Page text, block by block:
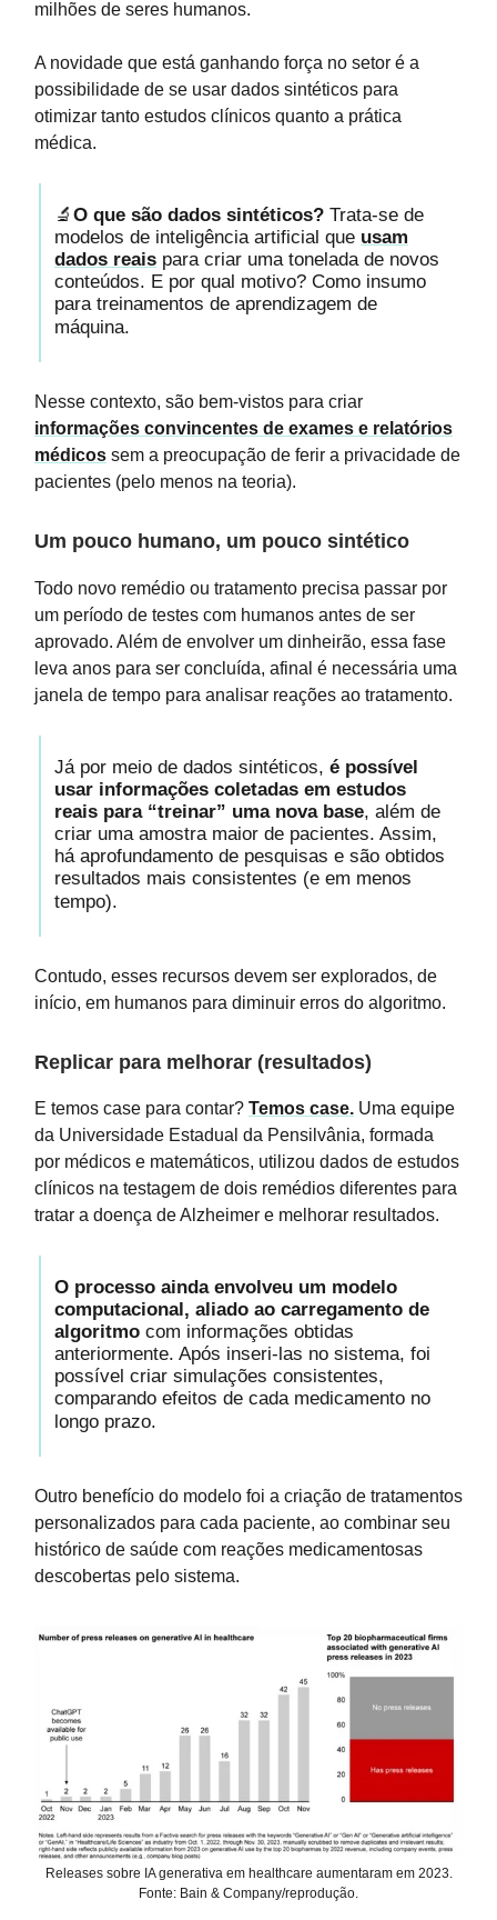
milhões de seres humanos.
A novidade que está ganhando força no setor é a
possibilidade de se usar dados sintéticos para
otimizar tanto estudos clínicos quanto a prática
médica.
🔬 O que são dados sintéticos? Trata-se de
modelos de inteligência artificial que usam
dados reais para criar uma tonelada de novos
conteúdos. E por qual motivo? Como insumo
para treinamentos de aprendizagem de
máquina.
Nesse contexto, são bem-vistos para criar
informações convincentes de exames e relatórios
médicos sem a preocupação de ferir a privacidade de
pacientes (pelo menos na teoria).
Um pouco humano, um pouco sintético
Todo novo remédio ou tratamento precisa passar por
um período de testes com humanos antes de ser
aprovado. Além de envolver um dinheirão, essa fase
leva anos para ser concluída, afinal é necessária uma
janela de tempo para analisar reações ao tratamento.
Já por meio de dados sintéticos, é possível
usar informações coletadas em estudos
reais para “treinar” uma nova base, além de
criar uma amostra maior de pacientes. Assim,
há aprofundamento de pesquisas e são obtidos
resultados mais consistentes (e em menos
tempo).
Contudo, esses recursos devem ser explorados, de
início, em humanos para diminuir erros do algoritmo.
Replicar para melhorar (resultados)
E temos case para contar? Temos case. Uma equipe
da Universidade Estadual da Pensilvânia, formada
por médicos e matemáticos, utilizou dados de estudos
clínicos na testagem de dois remédios diferentes para
tratar a doença de Alzheimer e melhorar resultados.
O processo ainda envolveu um modelo
computacional, aliado ao carregamento de
algoritmo com informações obtidas
anteriormente. Após inseri-las no sistema, foi
possível criar simulações consistentes,
comparando efeitos de cada medicamento no
longo prazo.
Outro benefício do modelo foi a criação de tratamentos
personalizados para cada paciente, ao combinar seu
histórico de saúde com reações medicamentosas
descobertas pelo sistema.
Releases sobre IA generativa em healthcare aumentaram em 2023.
Fonte: Bain & Company/reprodução.